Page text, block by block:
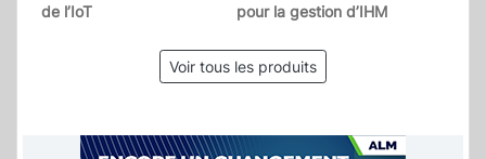
de l’IoT
pour la gestion d’IHM
Voir tous les produits